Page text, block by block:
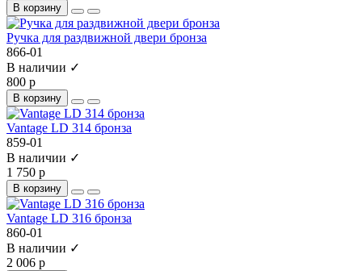
В корзину
Ручка для раздвижной двери бронза
866-01
В наличии ✓
800 р
В корзину
Vantage LD 314 бронза
859-01
В наличии ✓
1 750 р
В корзину
Vantage LD 316 бронза
860-01
В наличии ✓
2 006 р